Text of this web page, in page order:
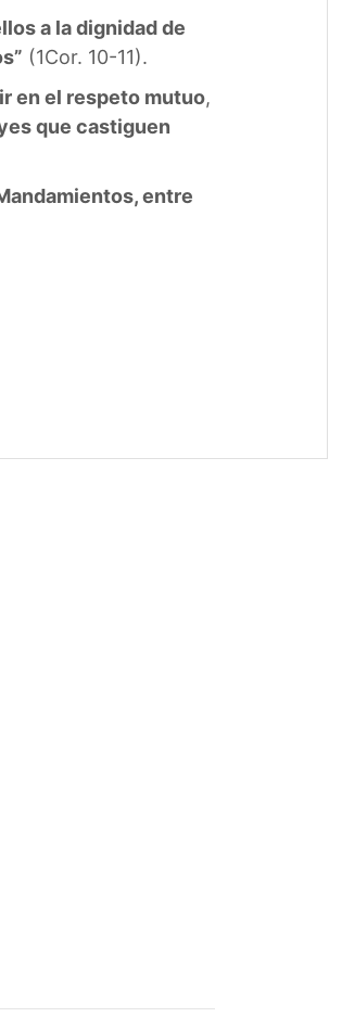
a la dignidad de
(1Cor. 10-11).
en el respeto mutuo,
que castiguen
entre